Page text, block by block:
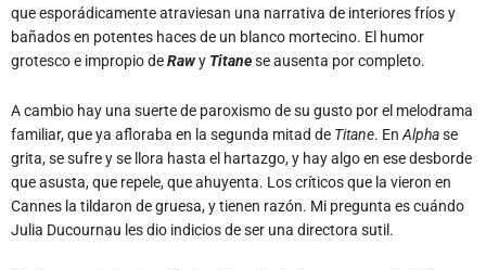
que esporádicamente atraviesan una narrativa de interiores fríos y
bañados en potentes haces de un blanco mortecino. El humor
grotesco e impropio deRawy Titanese ausenta por completo.
A cambio hay una suerte de paroxismo de su gusto por el melodrama
familiar, que ya afloraba en la segunda mitad de Titane. EnAlphase
grita, se sufre y se llora hasta el hartazgo, y hay algo en ese desborde
que asusta, que repele, que ahuyenta. Los críticos que la vieron en
Cannes la tildaron de gruesa, y tienen razón. Mi pregunta es cuándo
Julia Ducournau les dio indicios de ser una directora sutil.